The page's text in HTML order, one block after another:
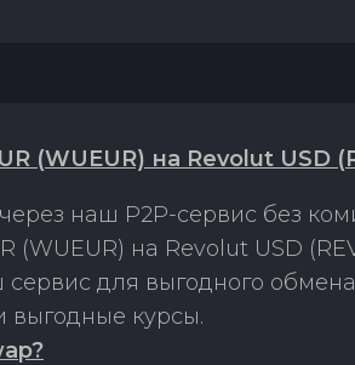
(WUEUR) на Revolut USD
наш P2P-сервис без
(WUEUR) на Revolut USD
сервис для выгодного
выгодные курсы.